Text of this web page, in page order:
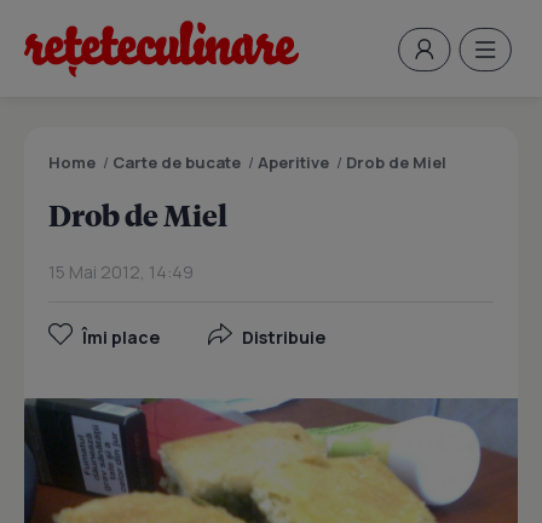
Home / Carte de bucate / Aperitive / Drob de Miel
Drob de Miel
15 Mai 2012, 14:49
Îmi place Distribuie